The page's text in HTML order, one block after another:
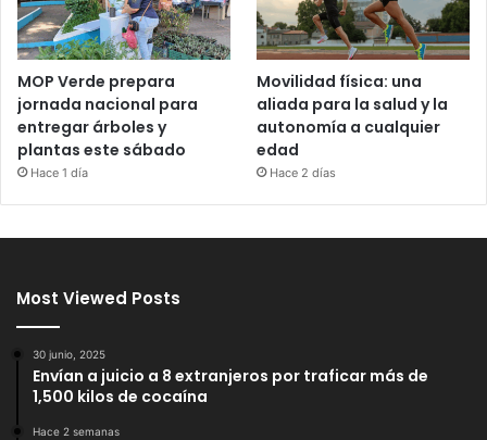
MOP Verde prepara
jornada nacional para
entregar árboles y
plantas este sábado
Hace 1 día
Movilidad física: una
aliada para la salud y la
autonomía a cualquier
edad
Hace 2 días
Most Viewed Posts
30 junio, 2025
Envían a juicio a 8 extranjeros por traficar más de
1,500 kilos de cocaína
Hace 2 semanas